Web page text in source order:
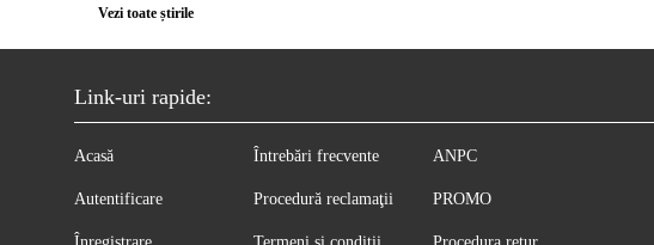
Vezi toate știrile
Link-uri rapide:
Acasă
Autentificare
Întrebări frecvente
Procedură reclamaţii
ANPC
PROMO